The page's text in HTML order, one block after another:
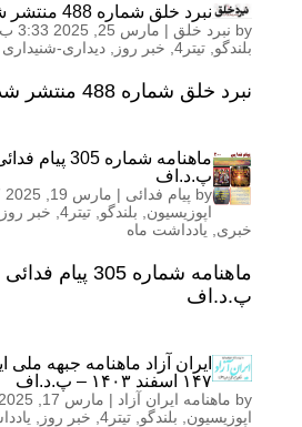
نبرد خلق شماره 488 منتشر شد – پ.د.اف
by نبرد خلق | مارس 25, 2025 3:33 ب.ظ
بلندگو تیتر4 , خبر روز دیداری-
نبرد خلق شماره 488 منتشر شد – پ.د.اف
ماهنامه شماره
پ.د.اف
by پیام فدائی | مارس 19, 2025 10:17 ب.ظ
اپوزیسیون
بلندگو تیتر4 , خبر روز
خبری
یادداشت ماه
ماهنامه شماره 305
پ.د.اف
ایران آزاد ماهنامه جبهه ملی
١۴٧ اسفند ١۴٠٣ – پ.د.اف
by ماهنامه ایران آزاد | مارس 17, 2025 9:06 ب.ظ
اپوزیسیون
بلندگو تیتر4 , خبر روز